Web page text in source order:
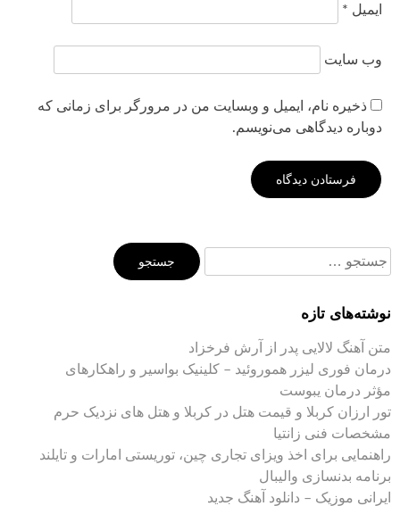
ایمیل *
وب‌ سایت
ذخیره نام، ایمیل و وبسایت من در مرورگر برای زمانی که
دوباره دیدگاهی می‌نویسم.
جستجو
برای:
نوشته‌های تازه
متن آهنگ لالایی پدر از آرش فرخزاد
درمان فوری لیزر هموروئید – کلینیک بواسیر و راهکارهای
مؤثر درمان یبوست
تور ارزان کربلا و قیمت هتل در کربلا و هتل های نزدیک حرم
مشخصات فنی زانتیا
راهنمایی برای اخذ ویزای تجاری چین، توریستی امارات و تایلند
برنامه بدنسازی والیبال
ایرانی موزیک – دانلود آهنگ جدید